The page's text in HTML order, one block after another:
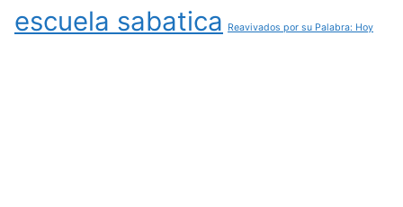
escuela sabatica
Reavivados por su Palabra: Hoy